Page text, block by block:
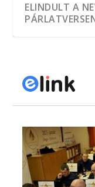
ELINDULT A